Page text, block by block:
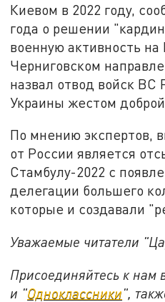
Киевом в 2022 году,
года о решении
военную активность
Черниговском
назвал отвод войск ВС
Украины жестом доброй
По мнению экспертов,
от России является
Стамбулу-2022 с
делегации большего
которые и создавали
Уважаемые читатели
Присоединяйтесь к нам
и "Одноклассники",